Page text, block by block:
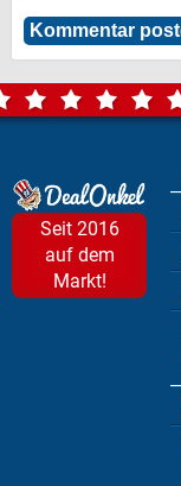
Seit 2016
auf dem
Markt!